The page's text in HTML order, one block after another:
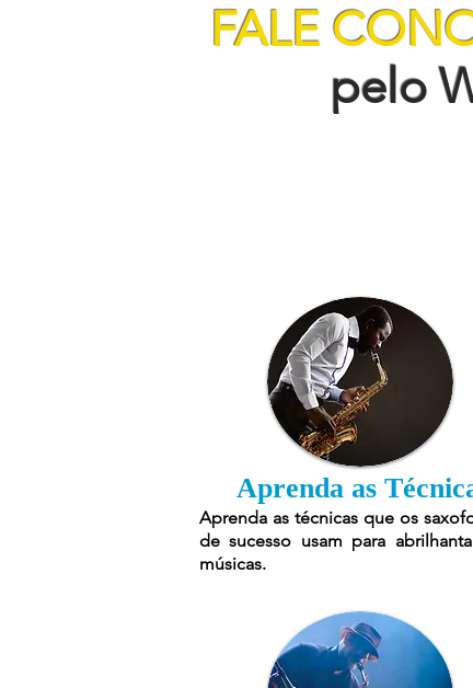
FALE
pelo
Aprenda as
Aprenda as técnicas que os
de sucesso usam para
músicas.